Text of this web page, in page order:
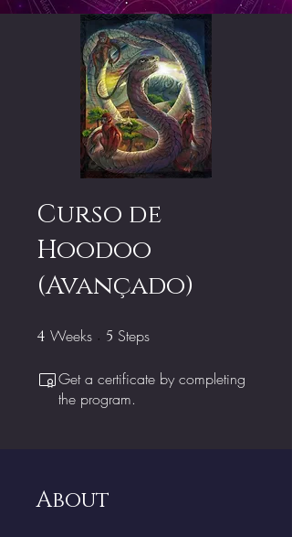
Curso de
Hoodoo
(Avançado)
4 Weeks 4 Weeks
5 Steps
Get a certificate by completing
the program.
About